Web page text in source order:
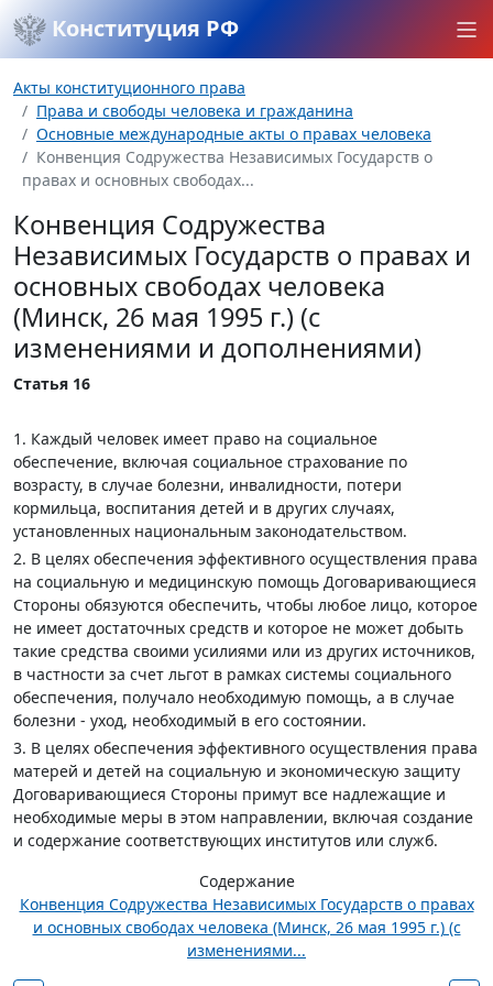
Конституция РФ
Акты конституционного права
Права и свободы человека и гражданина
Основные международные акты о правах человека
Конвенция Содружества Независимых Государств о
правах и основных свободах...
Конвенция Содружества
Независимых Государств о правах и
основных свободах человека
(Минск, 26 мая 1995 г.) (с
изменениями и дополнениями)
Статья 16
1. Каждый человек имеет право на социальное
обеспечение, включая социальное страхование по
возрасту, в случае болезни, инвалидности, потери
кормильца, воспитания детей и в других случаях,
установленных национальным законодательством.
2. В целях обеспечения эффективного осуществления права
на социальную и медицинскую помощь Договаривающиеся
Стороны обязуются обеспечить, чтобы любое лицо, которое
не имеет достаточных средств и которое не может добыть
такие средства своими усилиями или из других источников,
в частности за счет льгот в рамках системы социального
обеспечения, получало необходимую помощь, а в случае
болезни - уход, необходимый в его состоянии.
3. В целях обеспечения эффективного осуществления права
матерей и детей на социальную и экономическую защиту
Договаривающиеся Стороны примут все надлежащие и
необходимые меры в этом направлении, включая создание
и содержание соответствующих институтов или служб.
Содержание
Конвенция Содружества Независимых Государств о правах
и основных свободах человека (Минск, 26 мая 1995 г.) (с
изменениями...